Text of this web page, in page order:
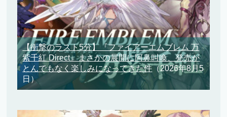
【衝撃のラスト5分】『ファイアーエムブレム 万
紫千紅 Direct』まさかの展開に阿鼻叫喚、発売が
とんでもなく楽しみになってきた件（2026年8月5
日）